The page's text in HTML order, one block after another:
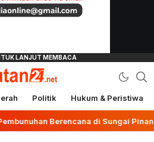
Politik Hukum & Peristiwa
Berencana di Sungai Pinang